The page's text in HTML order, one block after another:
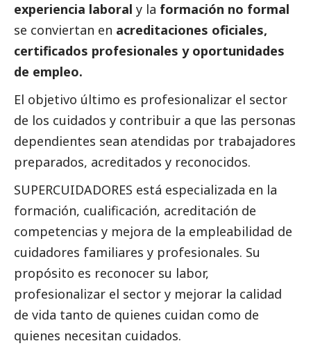
experiencia laboral y la formación no formal
se conviertan en acreditaciones oficiales,
certificados profesionales y oportunidades
de empleo.
El objetivo último es profesionalizar el sector
de los cuidados y contribuir a que las personas
dependientes sean atendidas por trabajadores
preparados, acreditados y reconocidos.
SUPERCUIDADORES está especializada en la
formación, cualificación, acreditación de
competencias y mejora de la empleabilidad de
cuidadores familiares y profesionales. Su
propósito es reconocer su labor,
profesionalizar el sector y mejorar la calidad
de vida tanto de quienes cuidan como de
quienes necesitan cuidados.